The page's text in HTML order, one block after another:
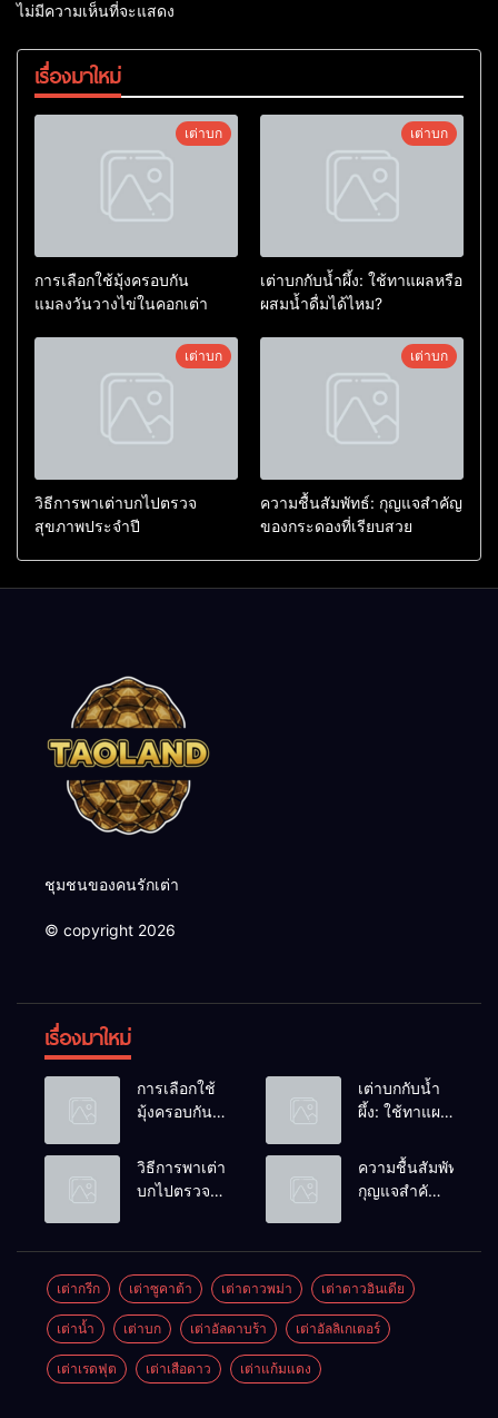
ไม่มีความเห็นที่จะแสดง
เรื่องมาใหม่
เต่าบก
การเลือกใช้มุ้งครอบกัน
แมลงวันวางไข่ในคอกเต่า
เต่าบก
เต่าบกกับน้ำผึ้ง: ใช้ทาแผลหรือ
ผสมน้ำดื่มได้ไหม?
เต่าบก
วิธีการพาเต่าบกไปตรวจ
สุขภาพประจำปี
เต่าบก
ความชื้นสัมพัทธ์: กุญแจสำคัญ
ของกระดองที่เรียบสวย
ชุมชนของคนรักเต่า
© copyright 2026
เรื่องมาใหม่
การเลือกใช้
มุ้งครอบกัน
วางไข่ในคอก
เต่า
เต่าบกกับน้ำ
ผึ้ง: ใช้ทาแผล
ดื่มได้ไหม?
วิธีการพาเต่า
บกไปตรวจ
ความชื้นสัมพัทธ์:
กุญแจสำคัญ
เต่ากรีก เต่าซูคาต้า เต่าดาวพม่า เต่าดาวอินเดีย
เต่าน้ำ เต่าบก เต่าอัลดาบร้า เต่าอัลลิเกเตอร์
เต่าเรดฟุต เต่าเสือดาว เต่าแก้มแดง